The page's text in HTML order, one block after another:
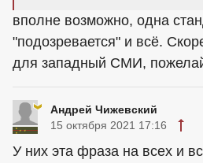
вполне возможно, одна
"подозревается" и всё.
для западный СМИ, пожелай
Андрей Чижевский
15 октября 2021 17:16
У них эта фраза на всех и